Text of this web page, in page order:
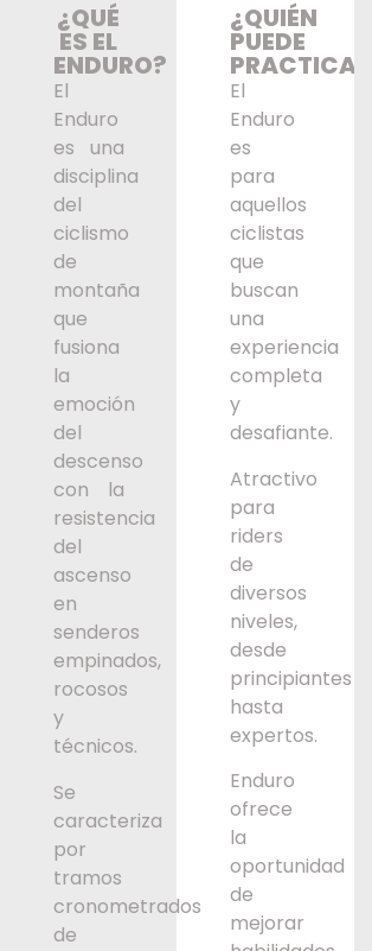
¿QUÉ
ES EL
ENDURO?
El
Enduro
es una
disciplina
del
ciclismo
de
montaña
que
fusiona
la
emoción
del
descenso
con la
resistencia
del
ascenso
en
senderos
empinados,
rocosos
y
técnicos.
Se
caracteriza
por
tramos
cronometrados
de
¿QUIÉN
PUEDE
El
Enduro
es
para
aquellos
ciclistas
que
buscan
una
experiencia
completa
y
desafiante.
Atractivo
para
riders
de
diversos
niveles,
desde
principiantes
hasta
expertos.
Enduro
ofrece
la
oportunidad
de
mejorar